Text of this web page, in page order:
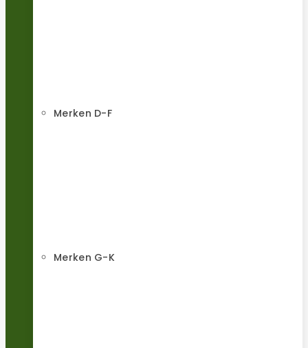
Merken D-F
Merken G-K